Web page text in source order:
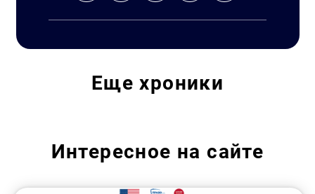
Ещехроники
Интересное на сайте